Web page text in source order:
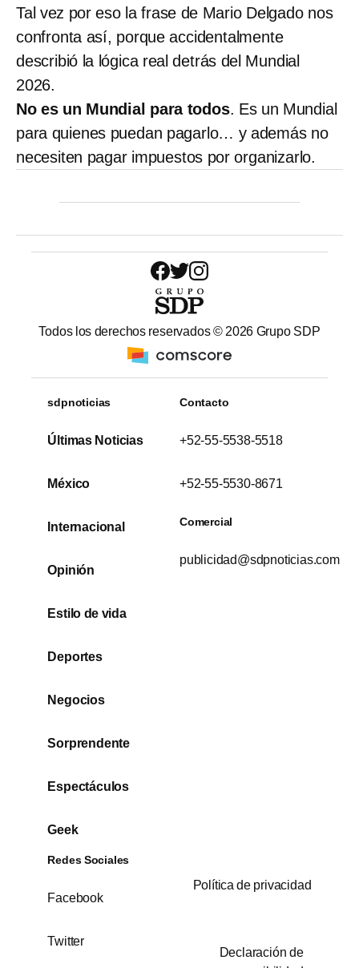
Tal vez por eso la frase de Mario Delgado nos
confronta así, porque accidentalmente
describió la lógica real detrás del Mundial
2026.
No es un Mundial para todos. Es un Mundial
para quienes puedan pagarlo… y además no
necesiten pagar impuestos por organizarlo.
Todos los derechos reservados © 2026 Grupo SDP
sdpnoticias
Últimas Noticias
México
Internacional
Opinión
Estilo de vida
Deportes
Negocios
Sorprendente
Espectáculos
Geek
Contacto
+52-55-5538-5518
+52-55-5530-8671
Comercial
publicidad@sdpnoticias.com
Redes Sociales
Facebook
Twitter
Política de privacidad
Declaración de